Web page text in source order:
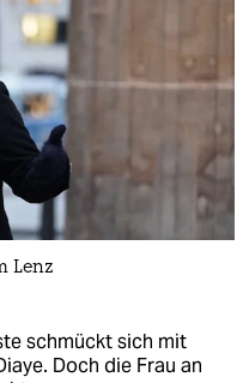
Lenz
schmückt sich mit
Doch die Frau an